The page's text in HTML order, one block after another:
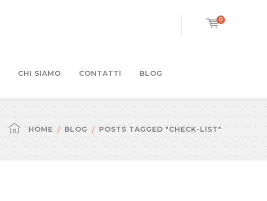
0
CHI SIAMO CONTATTI BLOG
HOME BLOG POSTS TAGGED "CHECK-LIST"